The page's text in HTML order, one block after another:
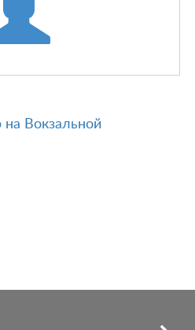
Вокзальной